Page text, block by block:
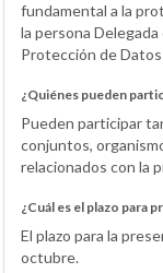
fundamental a la
la persona
Protección de
¿Quiénes pueden
Pueden participar
conjuntos,
relacionados con la
¿Cuál es el plazo para
El plazo para la
octubre.